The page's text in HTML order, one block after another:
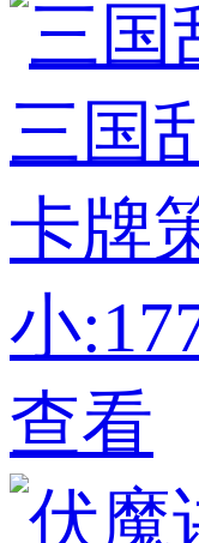
三国
卡牌
小
查看